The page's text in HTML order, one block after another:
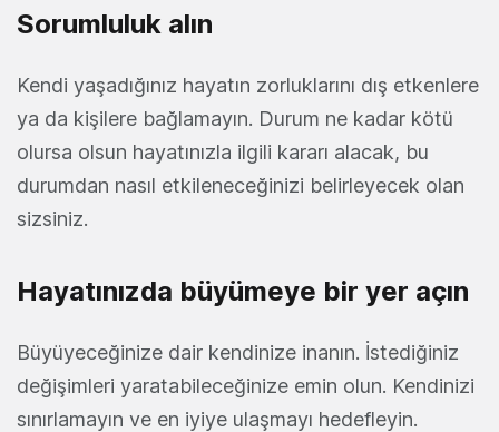
Sorumluluk alın
Kendi yaşadığınız hayatın zorluklarını dış etkenlere
ya da kişilere bağlamayın. Durum ne kadar kötü
olursa olsun hayatınızla ilgili kararı alacak, bu
durumdan nasıl etkileneceğinizi belirleyecek olan
sizsiniz.
Hayatınızda büyümeye bir yer açın
Büyüyeceğinize dair kendinize inanın. İstediğiniz
değişimleri yaratabileceğinize emin olun. Kendinizi
sınırlamayın ve en iyiye ulaşmayı hedefleyin.